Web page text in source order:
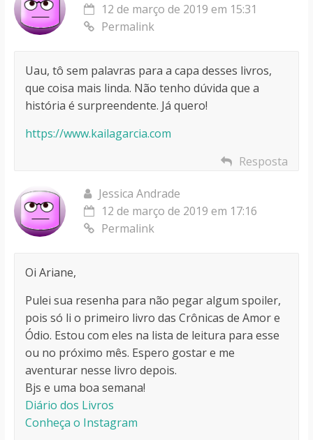
12 de março de 2019 em 15:31
Permalink
Uau, tô sem palavras para a capa desses livros,
que coisa mais linda. Não tenho dúvida que a
história é surpreendente. Já quero!
https://www.kailagarcia.com
Resposta
Jessica Andrade
12 de março de 2019 em 17:16
Permalink
Oi Ariane,
Pulei sua resenha para não pegar algum spoiler,
pois só li o primeiro livro das Crônicas de Amor e
Ódio. Estou com eles na lista de leitura para esse
ou no próximo mês. Espero gostar e me
aventurar nesse livro depois.
Bjs e uma boa semana!
Diário dos Livros
Conheça o Instagram